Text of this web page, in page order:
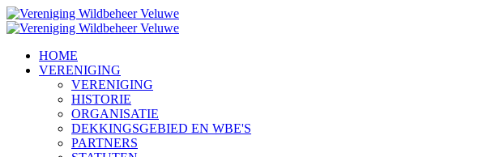
HOME
VERENIGING
VERENIGING
HISTORIE
ORGANISATIE
DEKKINGSGEBIED EN WBE'S
PARTNERS